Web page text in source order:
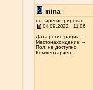
mina :
не зарегистрирован
04.09.2022 , 11:06
Дата регистрации: --
Местонахождение: --
Пол: не доступно
Комментариев: --